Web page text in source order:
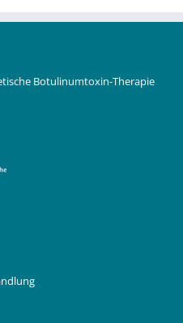
Botulinumtoxin-Therapie